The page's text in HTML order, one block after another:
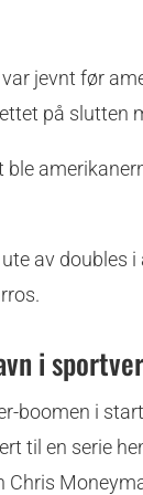
jevnt før
på slutten
ble
av doubles i
i
boomen i
til en serie
Chris